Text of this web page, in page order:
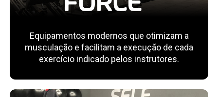
Equipamentos modernos que otimizam a
musculação e facilitam a execução de cada
exercício indicado pelos instrutores.